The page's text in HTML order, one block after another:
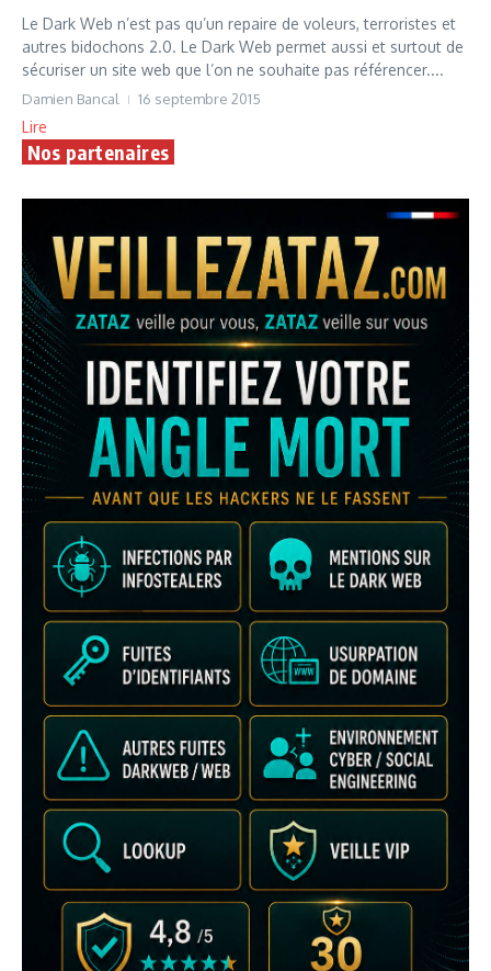
Le Dark Web n’est pas qu’un repaire de voleurs, terroristes et
autres bidochons 2.0. Le Dark Web permet aussi et surtout de
sécuriser un site web que l’on ne souhaite pas référencer....
Damien Bancal 16 septembre 2015
Lire
Nos partenaires